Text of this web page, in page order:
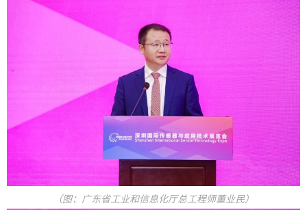
（图：广东省工业和信息化厅总工程师董业民）